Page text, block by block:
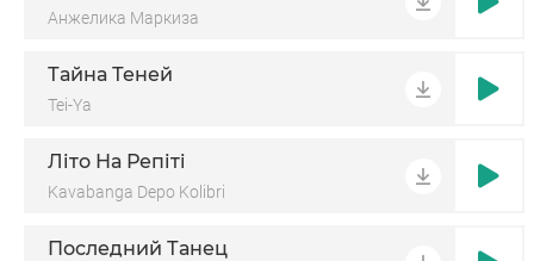
Анжелика Маркиза
Тайна Теней
Tei-Ya
Літо На Репіті
Kavabanga Depo Kolibri
Последний Танец